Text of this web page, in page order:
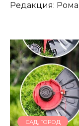
Редакция:
САД, ГОРОД